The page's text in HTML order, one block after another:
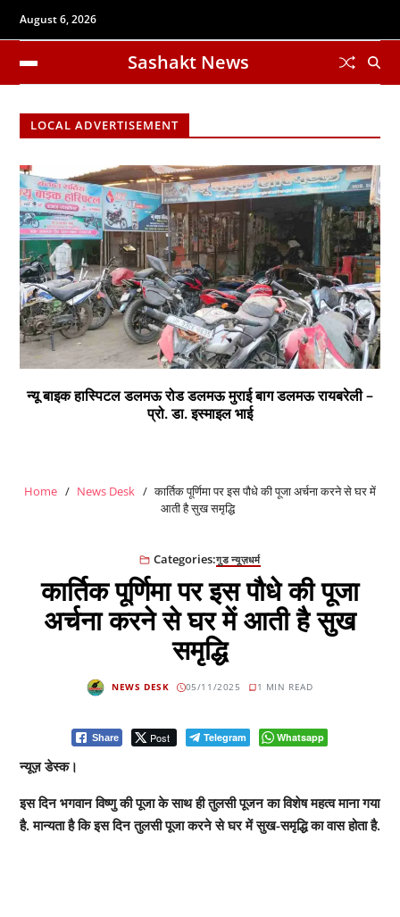
August 6, 2026
Sashakt News
LOCAL ADVERTISEMENT
न्यू बाइक हास्पिटल डलमऊ रोड डलमऊ मुराई बाग डलमऊ रायबरेली –
प्रो. डा. इस्माइल भाई
Home News Desk
कार्तिक पूर्णिमा पर इस पौधे की पूजा अर्चना करने से घर में
आती है सुख समृद्धि
Categories:गुड न्यूज़धर्म
कार्तिक पूर्णिमा पर इस पौधे की पूजा
अर्चना करने से घर में आती है सुख
समृद्धि
NEWS DESK 05/11/2025 1 MIN READ
Share Post Telegram Whatsapp
न्यूज़ डेस्क।
इस दिन भगवान विष्णु की पूजा के साथ ही तुलसी पूजन का विशेष महत्व माना गया
है. मान्यता है कि इस दिन तुलसी पूजा करने से घर में सुख-समृद्धि का वास होता है.